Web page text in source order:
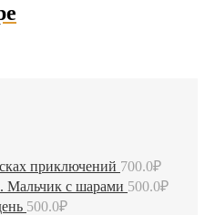
приключений 700.0₽
Мальчик с шарами 500.0₽
500.0₽